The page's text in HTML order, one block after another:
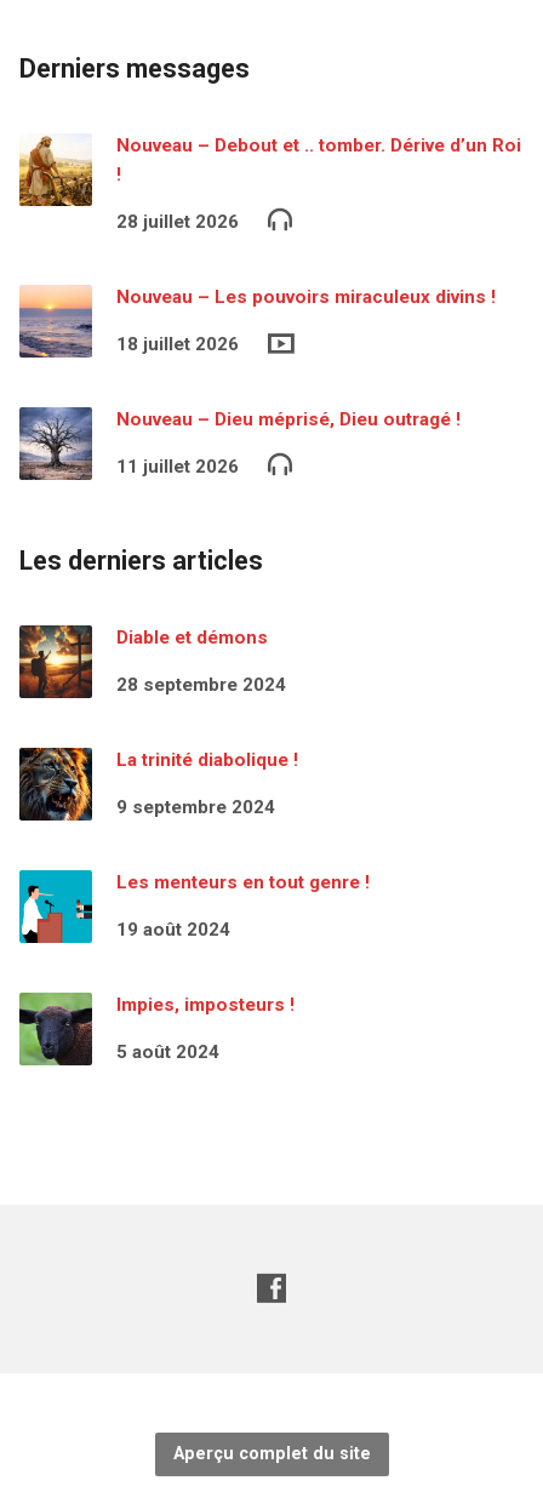
Derniers messages
Nouveau – Debout et .. tomber. Dérive d’un Roi
!
28 juillet 2026
Nouveau – Les pouvoirs miraculeux divins !
18 juillet 2026
Nouveau – Dieu méprisé, Dieu outragé !
11 juillet 2026
Les derniers articles
Diable et démons
28 septembre 2024
La trinité diabolique !
9 septembre 2024
Les menteurs en tout genre !
19 août 2024
Impies, imposteurs !
5 août 2024
Aperçu complet du site